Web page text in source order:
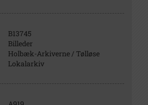
B13745
Billeder
Holbæk-Arkiverne / Tølløse
Lokalarkiv